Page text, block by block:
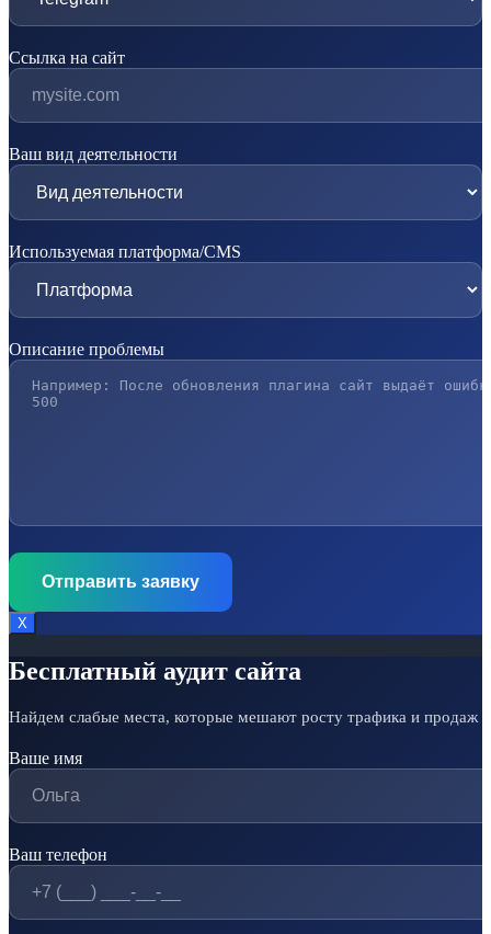
Ссылка на сайт
Ваш вид деятельности
Используемая платформа/CMS
Описание проблемы
Х
Бесплатный аудит сайта
Найдем слабые места, которые мешают росту трафика и продаж
Ваше имя
Ваш телефон